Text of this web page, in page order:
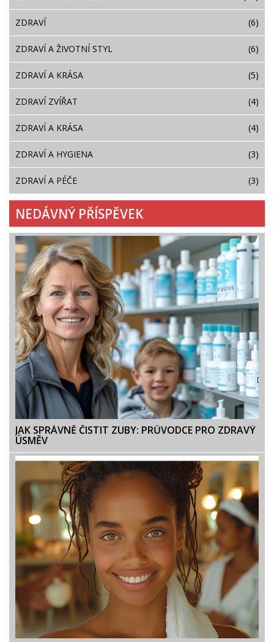
ZDRAVÍ (6)
ZDRAVÍ A ŽIVOTNÍ STYL (6)
ZDRAVÍ A KRÁSA (5)
ZDRAVÍ ZVÍŘAT (4)
ZDRAVÍ A KRÁSA (4)
ZDRAVÍ A HYGIENA (3)
ZDRAVÍ A PÉČE (3)
NEDÁVNÝ PŘÍSPĚVEK
JAK SPRÁVNĚ ČISTIT ZUBY: PRŮVODCE PRO ZDRAVÝ
ÚSMĚV